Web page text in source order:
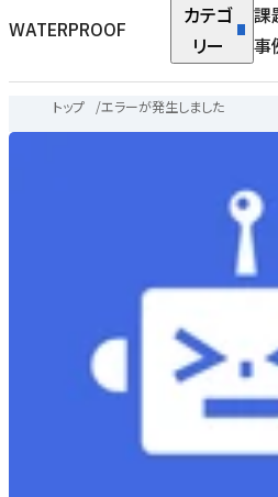
WATERPROOF
カテゴ
リー
課
事
トップ /エラーが発生しました